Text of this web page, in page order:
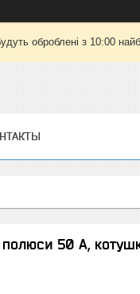
оброблені з 10:00
50 А,